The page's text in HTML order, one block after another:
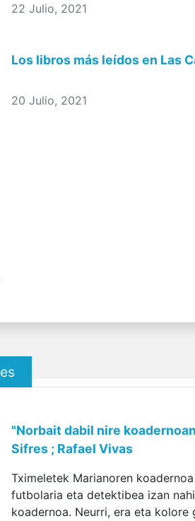
22 Julio, 2021
Los libros más leídos en Las
20 Julio, 2021
"Norbait dabil nire
Sifres ; Rafael Vivas
Tximeletek Marianoren
futbolaria eta detektibea izan
koadernoa. Neurri, era eta kolore